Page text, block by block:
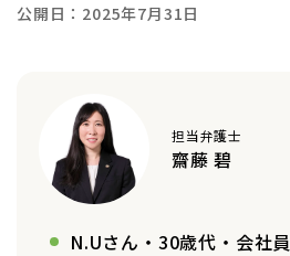
公開日： 2025年7月31日
担当弁護士
齋藤 碧
N.Uさん・30歳代・会社員